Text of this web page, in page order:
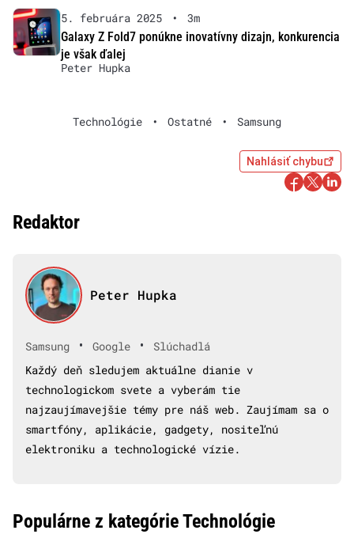
5. februára 2025 •
3m
Galaxy Z Fold7 ponúkne inovatívny dizajn, konkurencia
je však ďalej
Peter Hupka
Technológie • Ostatné • Samsung
Nahlásiť chybu
Redaktor
Peter Hupka
Samsung • Google •
Slúchadlá
Každý deň sledujem aktuálne dianie v
technologickom svete a vyberám tie
najzaujímavejšie témy pre náš web. Zaujímam sa o
smartfóny, aplikácie, gadgety, nositeľnú
elektroniku a technologické vízie.
Populárne z kategórie Technológie